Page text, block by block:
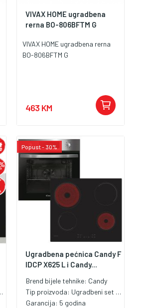
VIVAX HOME ugradbena
rerna BO-806BFTM G
VIVAX HOME ugradbena rerna
BO-806BFTM G
463 KM
Popust - 30%
Ugradbena pećnica Candy F
IDCP X625 L i Candy...
Brend bijele tehnike: Candy
Tip proizvoda: Ugradbeni set pećnica i ploća
Garancija: 5 godina